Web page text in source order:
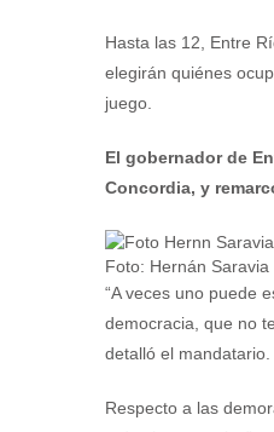
Hasta las 12, Entre
elegirán quiénes
juego.
El gobernador de
Concordia, y
Foto: Hernán Saravia
“A veces uno puede
democracia, que no
detalló el mandatario.
Respecto a las